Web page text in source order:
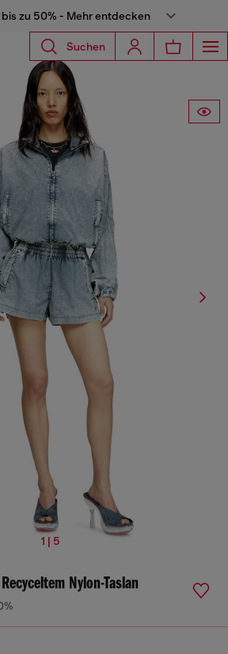
zu 50% - Mehr entdecken
Suchen
1 | 5
Nylon-Taslan